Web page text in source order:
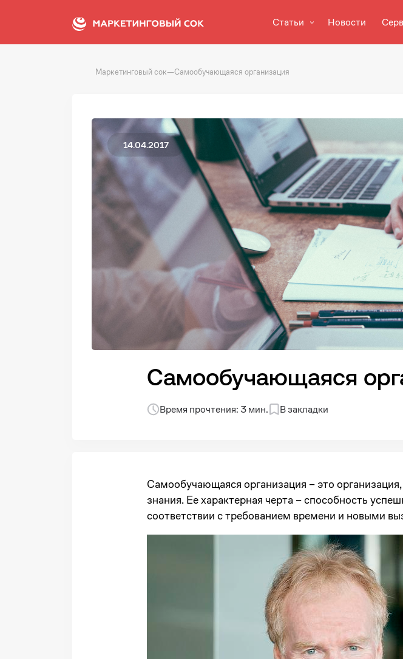
Статьи Новости
Маркетинговый сок—Самообучающаяся организация
14.04.2017
Самообучающаяся
Время прочтения: 3 мин. В закладки
Самообучающаяся организация – это
знания. Ее характерная черта – способность
соответствии с требованием времени и новыми